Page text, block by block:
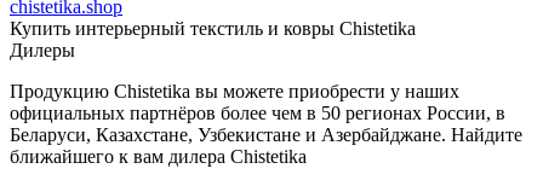
chistetika.shop
Купить интерьерный текстиль и ковры Chistetika
Дилеры
Продукцию Chistetika вы можете приобрести у наших
официальных партнёров более чем в 50 регионах России, в
Беларуси, Казахстане, Узбекистане и Азербайджане. Найдите
ближайшего к вам дилера Chistetika